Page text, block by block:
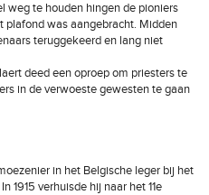
weg te houden hingen de pioniers
plafond was aangebracht. Midden
teruggekeerd en lang niet
deed een oproep om priesters te
in de verwoeste gewesten te gaan
in het Belgische leger bij het
1915 verhuisde hij naar het 11e